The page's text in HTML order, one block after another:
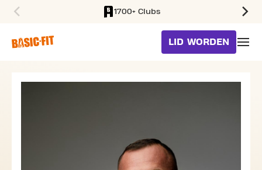
1700+ Clubs
LID WORDEN